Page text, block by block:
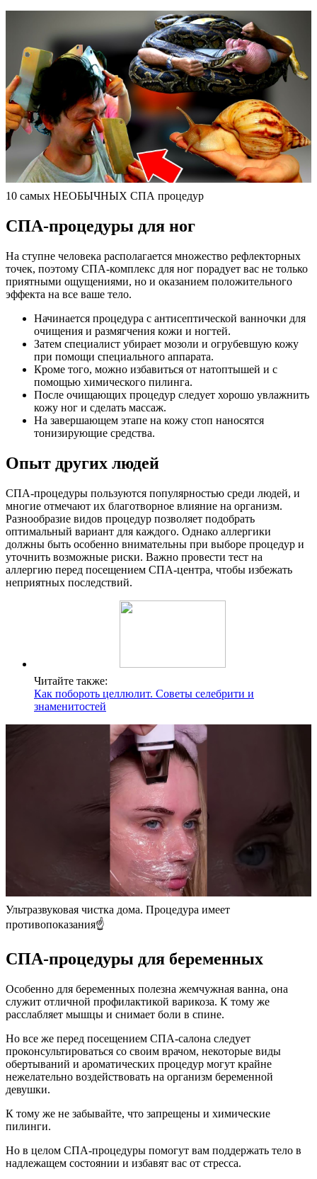
10 самых НЕОБЫЧНЫХ СПА процедур
СПА-процедуры для ног
На ступне человека располагается множество рефлекторных
точек, поэтому СПА-комплекс для ног порадует вас не только
приятными ощущениями, но и оказанием положительного
эффекта на все ваше тело.
Начинается процедура с антисептической ванночки для
очищения и размягчения кожи и ногтей.
Затем специалист убирает мозоли и огрубевшую кожу
при помощи специального аппарата.
Кроме того, можно избавиться от натоптышей и с
помощью химического пилинга.
После очищающих процедур следует хорошо увлажнить
кожу ног и сделать массаж.
На завершающем этапе на кожу стоп наносятся
тонизирующие средства.
Опыт других людей
СПА-процедуры пользуются популярностью среди людей, и
многие отмечают их благотворное влияние на организм.
Разнообразие видов процедур позволяет подобрать
оптимальный вариант для каждого. Однако аллергики
должны быть особенно внимательны при выборе процедур и
уточнить возможные риски. Важно провести тест на
аллергию перед посещением СПА-центра, чтобы избежать
неприятных последствий.
Читайте также:
Как побороть целлюлит. Советы селебрити и
знаменитостей
Ультразвуковая чистка дома. Процедура имеет
противопоказания☝️
СПА-процедуры для беременных
Особенно для беременных полезна жемчужная ванна, она
служит отличной профилактикой варикоза. К тому же
расслабляет мышцы и снимает боли в спине.
Но все же перед посещением СПА-салона следует
проконсультироваться со своим врачом, некоторые виды
обертываний и ароматических процедур могут крайне
нежелательно воздействовать на организм беременной
девушки.
К тому же не забывайте, что запрещены и химические
пилинги.
Но в целом СПА-процедуры помогут вам поддержать тело в
надлежащем состоянии и избавят вас от стресса.